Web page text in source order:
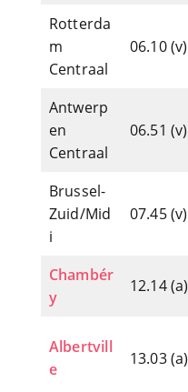
Rotterda
m
Centraal
06.10 (v)
Antwerp
en
Centraal
06.51 (v)
Brussel-
Zuid/Mid
i
07.45 (v)
Chambér
y
12.14 (a)
Albertvill
e
13.03 (a)